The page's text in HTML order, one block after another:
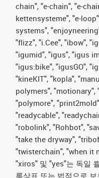
chain", "e-chain", "e-
kettensysteme", "e-
systems",
"flizz", "i.Cee", "ibow",
"igumid", "igus", "igus
"igus:bike", "igusGO",
"kineKIT", "kopla",
polymers",
"polymore",
"readycable",
"robolink", "Rohbot",
"take the dryway",
"twisterchain", "when it
"xiros" 및 "yes"는 독일
록상표 또는 법적으로